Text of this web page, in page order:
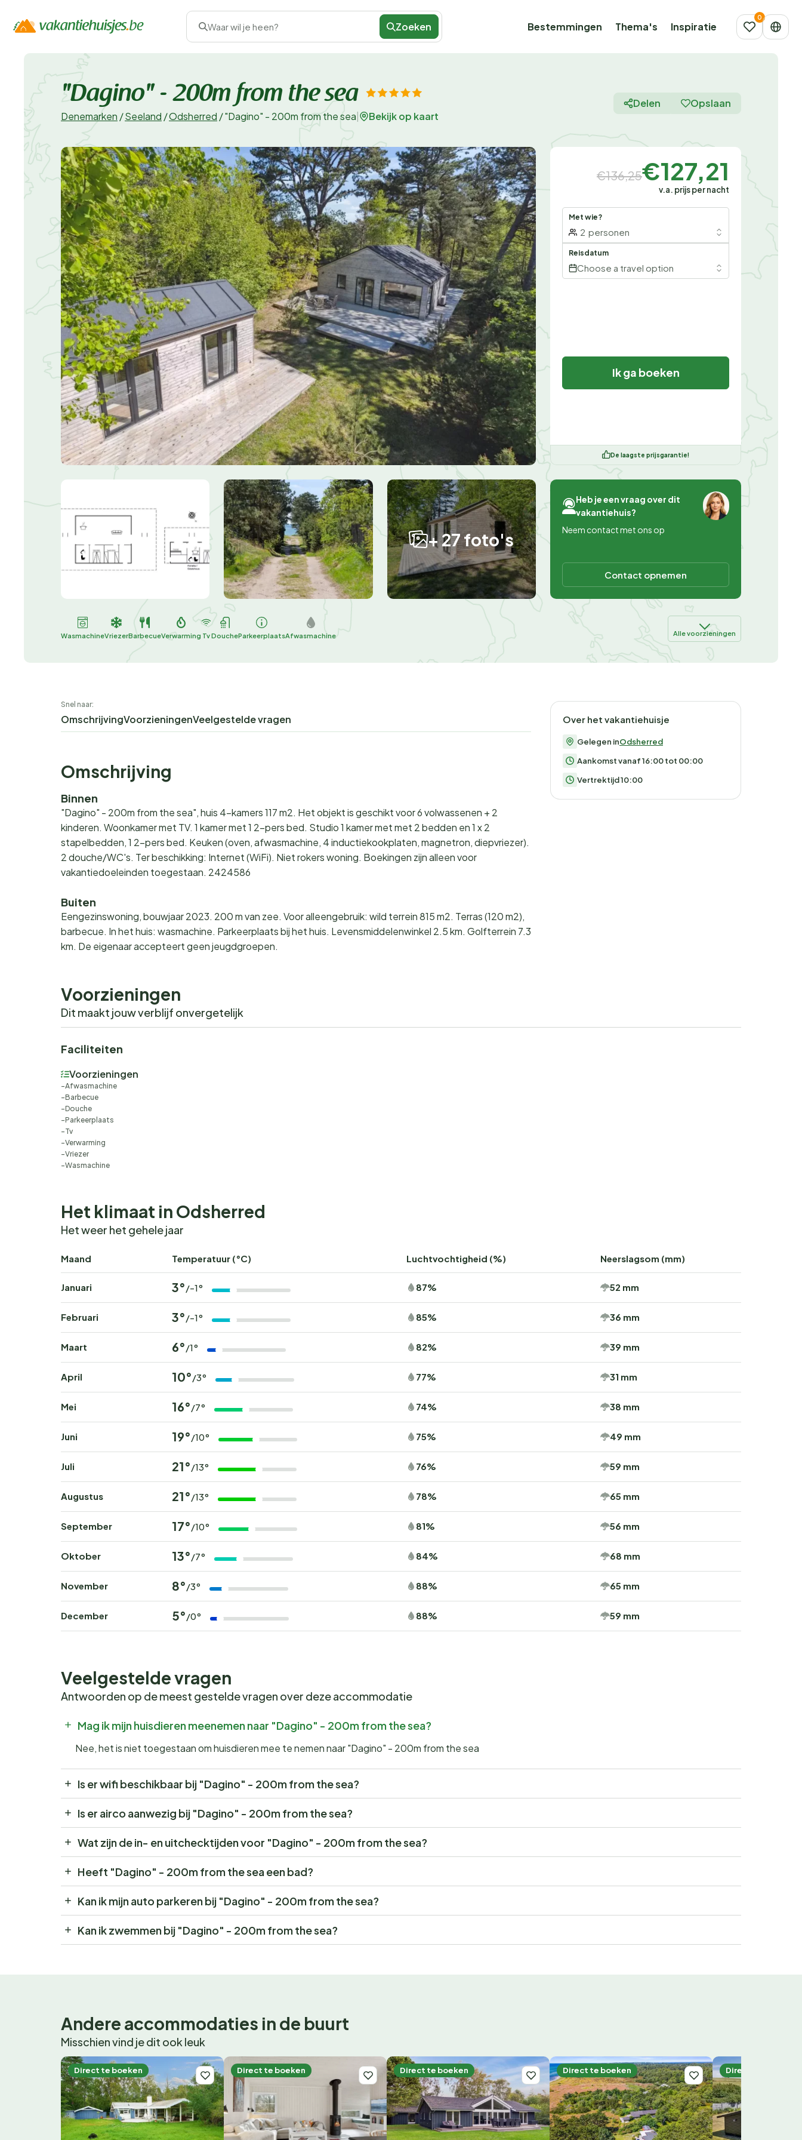
Waar wil je heen? Zoeken Bestemmingen Thema's Inspiratie
"Dagino" - 200m from the sea
Denemarken /Seeland /Odsherred /"Dagino" - 200m from the sea Bekijk op kaart
Delen Opslaan
+ 27 foto's
€136,25€127,21
v.a. prijs per nacht
Met wie?
2 personen
Reisdatum
Choose a travel option
Ik ga boeken
De laagste prijsgarantie!
Heb je een vraag over dit
vakantiehuis?
Neem contact met ons op
Contact opnemen
WasmachineVriezerBarbecueVerwarming TvDoucheParkeerplaatsAfwasmachine Alle voorzieningen
Snel naar:
OmschrijvingVoorzieningenVeelgestelde vragen
Omschrijving
Binnen
"Dagino" - 200m from the sea", huis 4-kamers 117 m2. Het objekt is geschikt voor 6 volwassenen + 2
kinderen. Woonkamer met TV. 1 kamer met 1 2-pers bed. Studio 1 kamer met met 2 bedden en 1 x 2
stapelbedden, 1 2-pers bed. Keuken (oven, afwasmachine, 4 inductiekookplaten, magnetron, diepvriezer).
2 douche/WC's. Ter beschikking: Internet (WiFi). Niet rokers woning. Boekingen zijn alleen voor
vakantiedoeleinden toegestaan. 2424586
Buiten
Eengezinswoning, bouwjaar 2023. 200 m van zee. Voor alleengebruik: wild terrein 815 m2. Terras (120 m2),
barbecue. In het huis: wasmachine. Parkeerplaats bij het huis. Levensmiddelenwinkel 2.5 km. Golfterrein 7.3
km. De eigenaar accepteert geen jeugdgroepen.
Over het vakantiehuisje
Gelegen inOdsherred
Aankomst vanaf 16:00 tot 00:00
Vertrektijd 10:00
Voorzieningen
Dit maakt jouw verblijf onvergetelijk
Faciliteiten
Voorzieningen
Afwasmachine
Barbecue
Douche
Parkeerplaats
Tv
Verwarming
Vriezer
Wasmachine
Het klimaat in Odsherred
Het weer het gehele jaar
Maand Temperatuur (°C) Luchtvochtigheid (%) Neerslagsom (mm)
Januari 3° /-1° 87% 52 mm
Februari 3° /-1° 85% 36 mm
Maart 6° /1° 82% 39 mm
April 10° /3° 77% 31 mm
Mei 16° /7° 74% 38 mm
Juni 19° /10° 75% 49 mm
Juli 21° /13° 76% 59 mm
Augustus 21° /13° 78% 65 mm
September 17° /10° 81% 56 mm
Oktober 13° /7° 84% 68 mm
November 8° /3° 88% 65 mm
December 5° /0° 88% 59 mm
Veelgestelde vragen
Antwoorden op de meest gestelde vragen over deze accommodatie
Mag ik mijn huisdieren meenemen naar "Dagino" - 200m from the sea?
Nee, het is niet toegestaan om huisdieren mee te nemen naar "Dagino" - 200m from the sea
Is er wifi beschikbaar bij "Dagino" - 200m from the sea?
Is er airco aanwezig bij "Dagino" - 200m from the sea?
Wat zijn de in- en uitchecktijden voor "Dagino" - 200m from the sea?
Heeft "Dagino" - 200m from the sea een bad?
Kan ik mijn auto parkeren bij "Dagino" - 200m from the sea?
Kan ik zwemmen bij "Dagino" - 200m from the sea?
Andere accommodaties in de buurt
Misschien vind je dit ook leuk
Direct te boeken Direct te boeken Direct te boeken Direct te boeken Direct te boeken